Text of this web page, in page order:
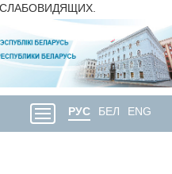
РУС БЕЛ ENG